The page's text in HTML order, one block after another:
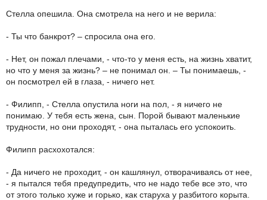
Стелла опешила. Она смотрела на него и не верила:
- Ты что банкрот? – спросила она его.
- Нет, он пожал плечами, - что-то у меня есть, на жизнь хватит,
но что у меня за жизнь? – не понимал он. – Ты понимаешь, -
он посмотрел ей в глаза, - ничего нет.
- Филипп, - Стелла опустила ноги на пол, - я ничего не
понимаю. У тебя есть жена, сын. Порой бывают маленькие
трудности, но они проходят, - она пыталась его успокоить.
Филипп расхохотался:
- Да ничего не проходит, - он кашлянул, отворачиваясь от нее,
- я пытался тебя предупредить, что не надо тебе все это, что
от этого только хуже и горько, как старуха у разбитого корыта.